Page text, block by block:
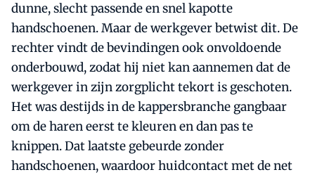
dunne, slecht passende en snel kapotte
handschoenen. Maar de werkgever betwist dit. De
rechter vindt de bevindingen ook onvoldoende
onderbouwd, zodat hij niet kan aannemen dat de
werkgever in zijn zorgplicht tekort is geschoten.
Het was destijds in de kappersbranche gangbaar
om de haren eerst te kleuren en dan pas te
knippen. Dat laatste gebeurde zonder
handschoenen, waardoor huidcontact met de net